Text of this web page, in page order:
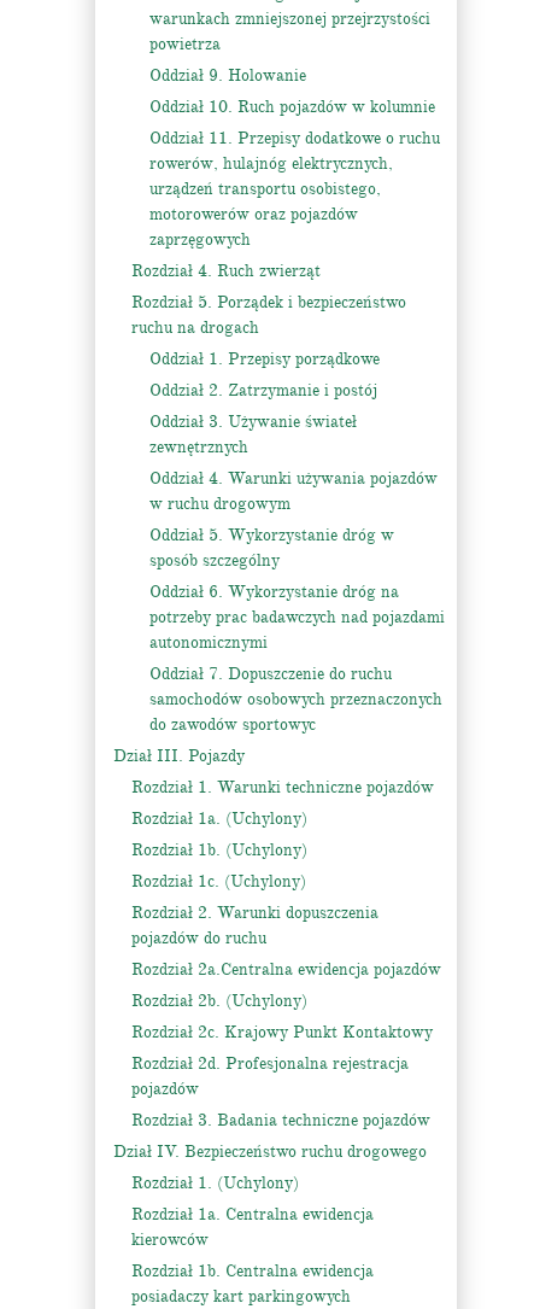
warunkach zmniejszonej przejrzystości
powietrza
Oddział 9. Holowanie
Oddział 10. Ruch pojazdów w kolumnie
Oddział 11. Przepisy dodatkowe o ruchu
rowerów, hulajnóg elektrycznych,
urządzeń transportu osobistego,
motorowerów oraz pojazdów
zaprzęgowych
Rozdział 4. Ruch zwierząt
Rozdział 5. Porządek i bezpieczeństwo
ruchu na drogach
Oddział 1. Przepisy porządkowe
Oddział 2. Zatrzymanie i postój
Oddział 3. Używanie świateł
zewnętrznych
Oddział 4. Warunki używania pojazdów
w ruchu drogowym
Oddział 5. Wykorzystanie dróg w
sposób szczególny
Oddział 6. Wykorzystanie dróg na
potrzeby prac badawczych nad pojazdami
autonomicznymi
Oddział 7. Dopuszczenie do ruchu
samochodów osobowych przeznaczonych
do zawodów sportowyc
Dział III. Pojazdy
Rozdział 1. Warunki techniczne pojazdów
Rozdział 1a. (Uchylony)
Rozdział 1b. (Uchylony)
Rozdział 1c. (Uchylony)
Rozdział 2. Warunki dopuszczenia
pojazdów do ruchu
Rozdział 2a.Centralna ewidencja pojazdów
Rozdział 2b. (Uchylony)
Rozdział 2c. Krajowy Punkt Kontaktowy
Rozdział 2d. Profesjonalna rejestracja
pojazdów
Rozdział 3. Badania techniczne pojazdów
Dział IV. Bezpieczeństwo ruchu drogowego
Rozdział 1. (Uchylony)
Rozdział 1a. Centralna ewidencja
kierowców
Rozdział 1b. Centralna ewidencja
posiadaczy kart parkingowych